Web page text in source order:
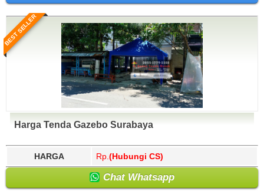
BEST SELLER
Harga Tenda Gazebo Surabaya
HARGA Rp. (Hubungi CS)
Chat Whatsapp